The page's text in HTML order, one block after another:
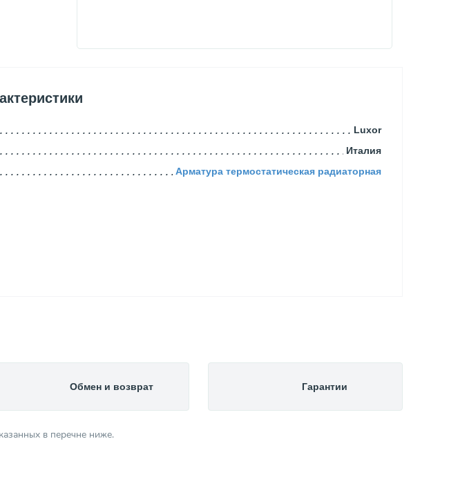
Luxor
Италия
Арматура термостатическая радиаторная
в перечне ниже.
Обмен и возврат Гарантии